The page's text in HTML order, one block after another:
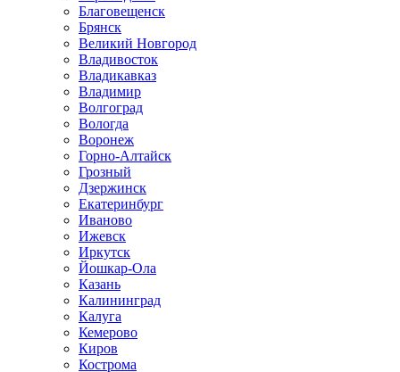
Благовещенск
Брянск
Великий Новгород
Владивосток
Владикавказ
Владимир
Волгоград
Вологда
Воронеж
Горно-Алтайск
Грозный
Дзержинск
Екатеринбург
Иваново
Ижевск
Иркутск
Йошкар-Ола
Казань
Калининград
Калуга
Кемерово
Киров
Кострома